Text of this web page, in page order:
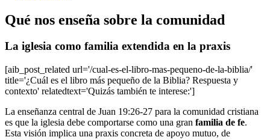
Qué nos enseña sobre la comunidad
La iglesia como familia extendida en la praxis
[aib_post_related url='/cual-es-el-libro-mas-pequeno-de-la-biblia/'
title='¿Cuál es el libro más pequeño de la Biblia? Respuesta y
contexto' relatedtext='Quizás también te interese:']
La enseñanza central de Juan 19:26-27 para la comunidad cristiana
es que la iglesia debe comportarse como una gran familia de fe.
Esta visión implica una praxis concreta de apoyo mutuo, de